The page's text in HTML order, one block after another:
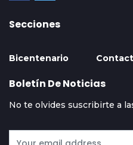
Secciones
Bicentenario
Boletín De Noticias
No te olvides suscribirte a